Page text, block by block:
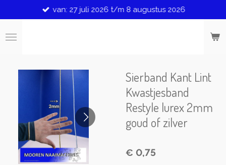
direct
naar
de
van: 27 juli 2026 t/m 8 augustus 2026
Sierband Kant Lint
Kwastjesband
Restyle lurex 2mm
goud of zilver
€ 0,75